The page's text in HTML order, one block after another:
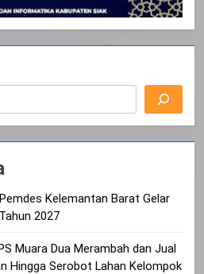
Kelemantan Barat Gelar
2027
Muara Dua Merambah dan Jual
Hingga Serobot Lahan Kelompok